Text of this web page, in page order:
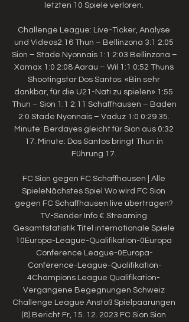
letzten 10 Spiele verloren.
Challenge League: Live-Ticker, Analyse
und Videos2:16 Thun – Bellinzona 3:1 2:05
Sion – Stade Nyonnais 1:1 2:03 Bellinzona –
Xamax 1:0 2:08 Aarau – Wil 1:1 0:52 Thuns
Shootingstar Dos Santos: «Bin sehr
dankbar, für die U21-Nati zu spielen» 1:55
Thun – Sion 1:1 2:11 Schaffhausen – Baden
2:0 Stade Nyonnais – Vaduz 1:0 0:29 35.
Minute: Berdayes gleicht für Sion aus 0:32
17. Minute: Dos Santos bringt Thun in
Führung 17.
FC Sion gegen FC Schaffhausen | Alle
SpieleNächstes Spiel Wo wird FC Sion
gegen FC Schaffhausen live übertragen?
TV-Sender Info € Streaming
Gesamtstatistik Titel internationale Spiele
10Europa-League-Qualifikation-0Europa
Conference League-0Europa-
Conference-League-Qualifikation-
4Champions League Qualifikation-
Vergangene Begegnungen Schweiz
Challenge League Anstoß Spielpaarungen
(8) Bericht Fr, 15. 12. 2023 FC Sion Sion